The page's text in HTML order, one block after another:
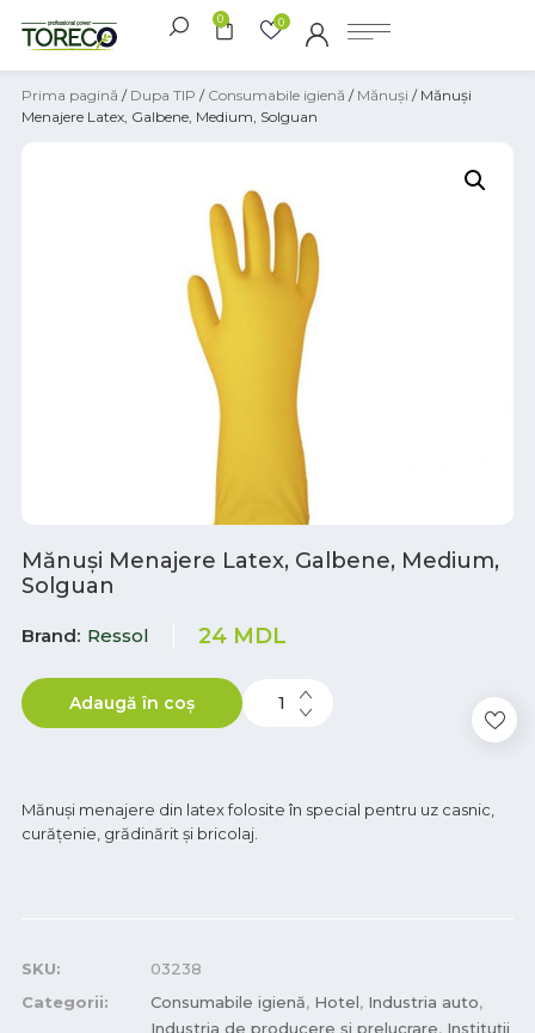
0 0
Prima pagină / Dupa TIP / Consumabile igienă / Mănuși / Mănuși
Menajere Latex, Galbene, Medium, Solguan
Mănuși Menajere Latex, Galbene, Medium,
Solguan
Brand Ressol 24 MDL
Adaugă în coș
Mănuși menajere din latex folosite în special pentru uz casnic,
curățenie, grădinărit și bricolaj.
SKU:
03238
Categorii:
Consumabile igienă, Hotel, Industria auto,
Industria de producere și prelucrare, Instituții